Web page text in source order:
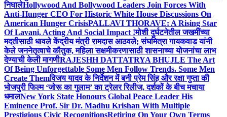
निघालेHollywood And Bollywood Leaders Join Forces With
Anti-Hunger CEO For Historic White House Discussions On
American Hunger CrisisPALLAVI THORAVE: A Rising Star
Of Lavani, Acting And Social Impact !मोशी दुर्घटनेतील जखमींच्या
मदतीसाठी धावले केंद्रीय मंत्री रामदास आठवले; संघमित्रा गायकवाड यांनी
केले जननेतृत्वाचे कौतुक, महिला सक्षमीकरणासाठी शासनाच्या योजनांचा लाभ
देण्याची केली मागणीRAJESHH DATTATRYA BHUJLE The Art
Of Being Unforgettable Some Men Follow Trends. Some Men
Create Themविजय यादव के निर्देशन में बनी प्रेम सिंह और रक्षा गुप्ता की
भोजपुरी फिल्म ‘जोरू का गुलाम’ का ट्रेलर रिलीज, दर्शकों के बीच मचाया
धमालNew York State Honours Global Peace Leader His
Eminence Prof. Sir Dr. Madhu Krishan With Multiple
Prestigious Civic RecognitionsRetiring On Your Own Terms